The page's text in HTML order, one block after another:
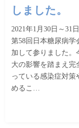
しました。
2021年1月30日～31
第58回日本糖尿病学
加して参りました。
大の影響を踏まえ完
っている感染症対
めるこ…